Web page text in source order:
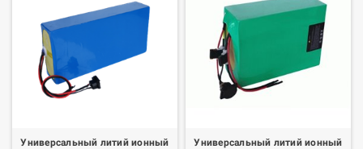
Универсальный литий ионный
Универсальный литий ионный